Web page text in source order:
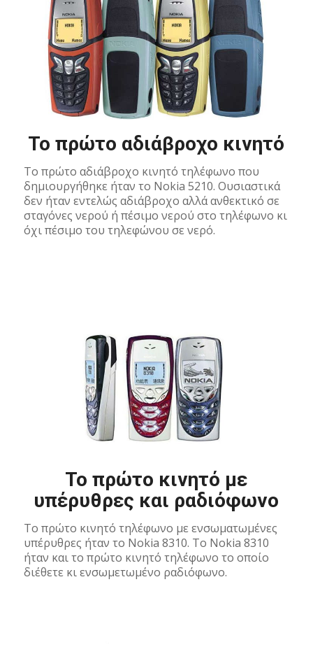
Το πρώτο αδιάβροχο κινητό
Το πρώτο αδιάβροχο κινητό τηλέφωνο που
δημιουργήθηκε ήταν το Nokia 5210. Oυσιαστικά
δεν ήταν εντελώς αδιάβροχο αλλά ανθεκτικό σε
σταγόνες νερού ή πέσιμο νερού στο τηλέφωνο κι
όχι πέσιμο του τηλεφώνου σε νερό.
Το πρώτο κινητό με
υπέρυθρες και ραδιόφωνο
Το πρώτο κινητό τηλέφωνο με ενσωματωμένες
υπέρυθρες ήταν το Nokia 8310. To Nokia 8310
ήταν και το πρώτο κινητό τηλέφωνο το οποίο
διέθετε κι ενσωμετωμένο ραδιόφωνο.